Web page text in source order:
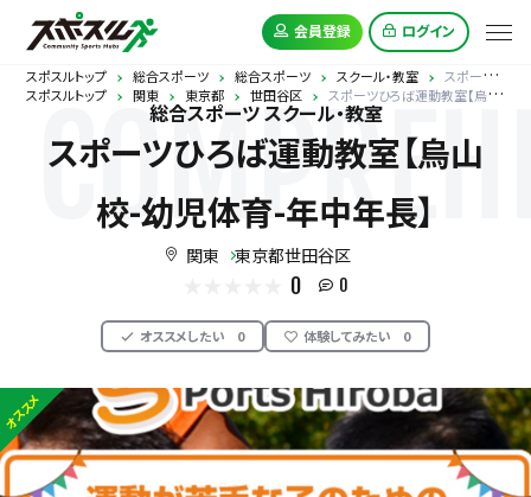
会員登録 ログイン
スポスルトップ 総合スポーツ 総合スポーツ スクール・教室
スポーツひろば運動教室【烏山校-幼児体育-年中年長】
スポスルトップ
関東 東京都 世田谷区 スポーツひろば運動教室【烏山校-幼児体育-年中年長】
総合スポーツ スクール・教室
スポーツひろば運動教室【烏山
校-幼児体育-年中年長】
関東 東京都世田谷区
0 0
オススメしたい 0 体験してみたい 0
オススメ